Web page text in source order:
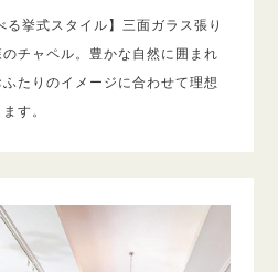
る挙式スタイル】三面ガラス張り
チャペル。豊かな自然に囲まれ
たりのイメージに合わせて理想
す。